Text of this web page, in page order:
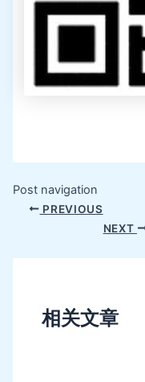
Post navigation
PREVIOUS
NEXT
相关文章